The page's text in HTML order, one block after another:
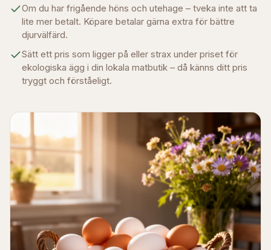
Om du har frigående höns och utehage – tveka inte att ta
lite mer betalt. Köpare betalar gärna extra för bättre
djurvälfärd.
Sätt ett pris som ligger på eller strax under priset för
ekologiska ägg i din lokala matbutik – då känns ditt pris
tryggt och förståeligt.